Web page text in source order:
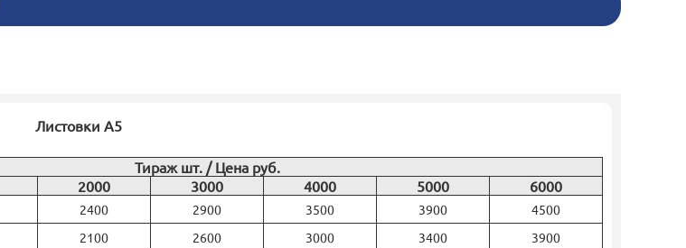
Листовки А5
Тираж шт. / Цена руб.
2000 3000 4000 5000 6000
2400 2900 3500 3900 4500
2100 2600 3000 3400 3900